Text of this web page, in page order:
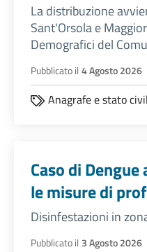
La distribuzione
Sant'Orsola e
Demografici del
Pubblicato il 4 Agosto 2026
Anagrafe e stato
Caso di
le misure di
Disinfestazioni in
Pubblicato il 3 Agosto 2026